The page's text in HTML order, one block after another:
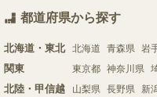
都道府県から探す
北海道・東北 北海道 青森県 岩
関東 東京都 神奈川県
北陸・甲信越 山梨県 長野県 新